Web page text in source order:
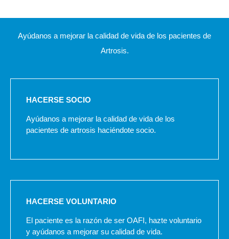
Ayúdanos a mejorar la calidad de vida de los pacientes de
Artrosis.
HACERSE SOCIO
Ayúdanos a mejorar la calidad de vida de los
pacientes de artrosis haciéndote socio.
HACERSE VOLUNTARIO
El paciente es la razón de ser OAFI, hazte voluntario
y ayúdanos a mejorar su calidad de vida.